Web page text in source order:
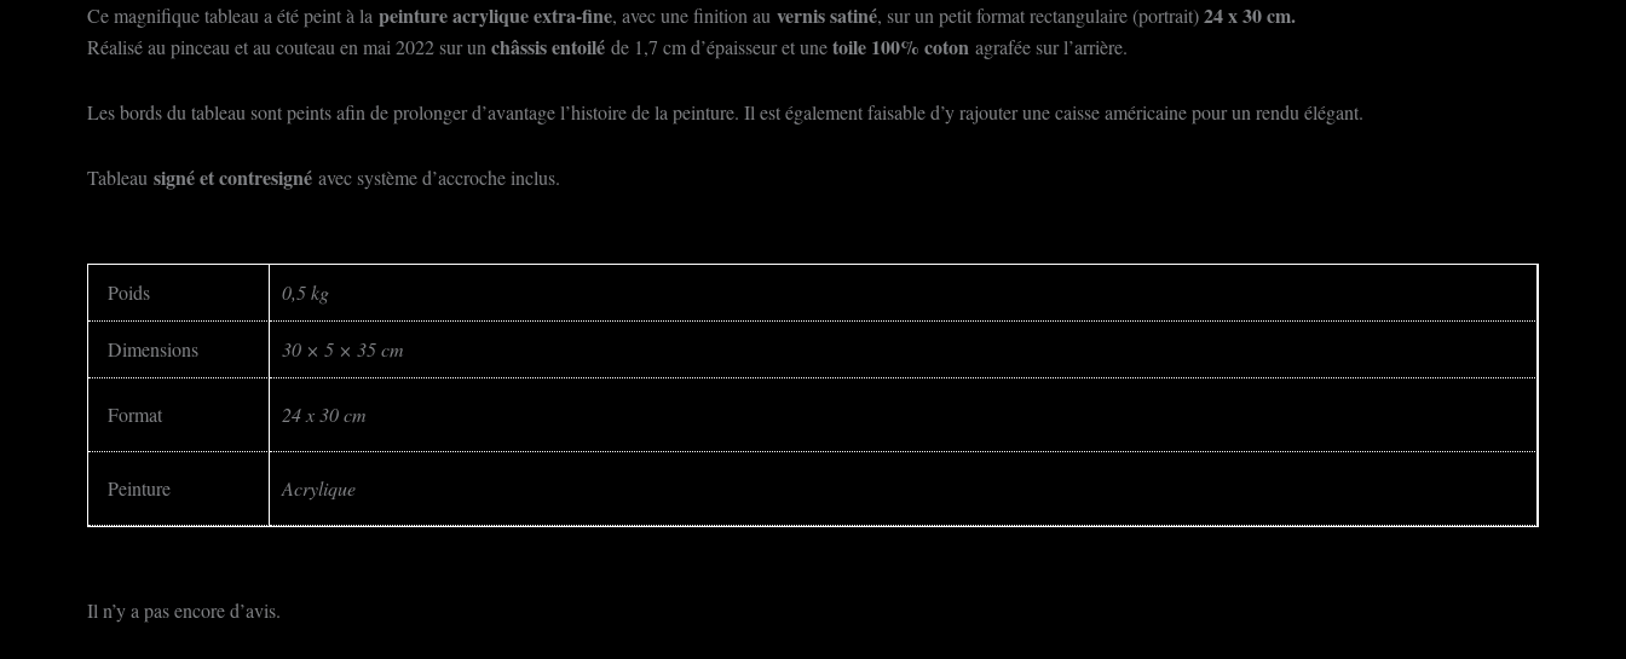
Ce magnifique tableau a été peint à la peinture acrylique extra-fine, avec une finition au vernis satiné, sur un petit format rectangulaire (portrait)24 x 30 cm.
Réalisé au pinceau et au couteau en mai 2022 sur un châssis entoilé de 1,7 cm d’épaisseur et unetoile 100% coton agrafée sur l’arrière.
Les bords du tableau sont peints afin de prolonger d’avantage l’histoire de la peinture. Il est également faisable d’y rajouter une caisse américaine pour un rendu élégant.
Tableau signé et contresigné avec système d’accroche inclus.
Poids 0,5 kg
Dimensions 30 × 5 × 35 cm
Format 24 x 30 cm
Peinture Acrylique
Il n’y a pas encore d’avis.